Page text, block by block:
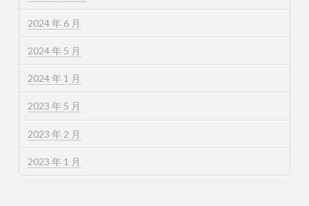
2024 年 6 月
2024 年 5 月
2024 年 1 月
2023 年 5 月
2023 年 2 月
2023 年 1 月